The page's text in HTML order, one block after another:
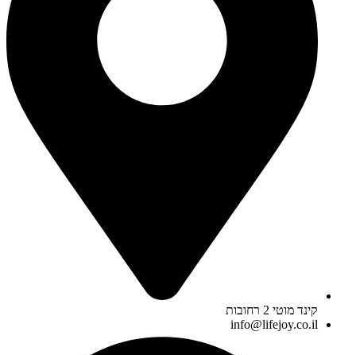
קינד מוטי 2 רחובות
info@lifejoy.co.il